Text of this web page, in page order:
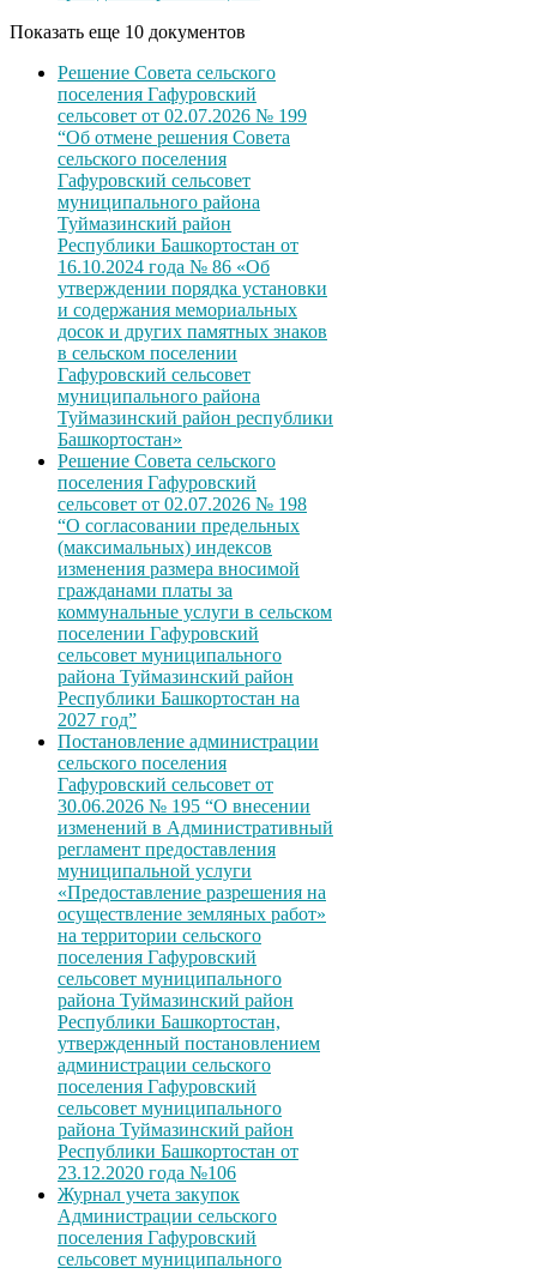
Показать еще 10 документов
Решение Совета сельского
поселения Гафуровский
сельсовет от 02.07.2026 № 199
“Об отмене решения Совета
сельского поселения
Гафуровский сельсовет
муниципального района
Туймазинский район
Республики Башкортостан от
16.10.2024 года № 86 «Об
утверждении порядка установки
и содержания мемориальных
досок и других памятных знаков
в сельском поселении
Гафуровский сельсовет
муниципального района
Туймазинский район республики
Башкортостан»
Решение Совета сельского
поселения Гафуровский
сельсовет от 02.07.2026 № 198
“О согласовании предельных
(максимальных) индексов
изменения размера вносимой
гражданами платы за
коммунальные услуги в сельском
поселении Гафуровский
сельсовет муниципального
района Туймазинский район
Республики Башкортостан на
2027 год”
Постановление администрации
сельского поселения
Гафуровский сельсовет от
30.06.2026 № 195 “О внесении
изменений в Административный
регламент предоставления
муниципальной услуги
«Предоставление разрешения на
осуществление земляных работ»
на территории сельского
поселения Гафуровский
сельсовет муниципального
района Туймазинский район
Республики Башкортостан,
утвержденный постановлением
администрации сельского
поселения Гафуровский
сельсовет муниципального
района Туймазинский район
Республики Башкортостан от
23.12.2020 года №106
Журнал учета закупок
Администрации сельского
поселения Гафуровский
сельсовет муниципального